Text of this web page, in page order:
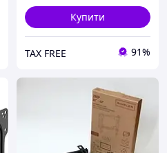
Купити
TAX FREE 91%